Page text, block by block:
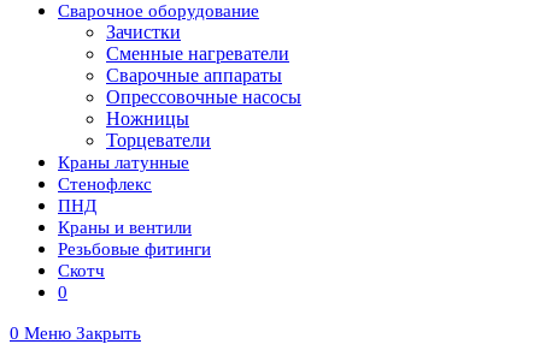
Сварочное оборудование
Зачистки
Сменные нагреватели
Сварочные аппараты
Опрессовочные насосы
Ножницы
Торцеватели
Краны латунные
Стенофлекс
ПНД
Краны и вентили
Резьбовые фитинги
Скотч
0
0 Меню Закрыть